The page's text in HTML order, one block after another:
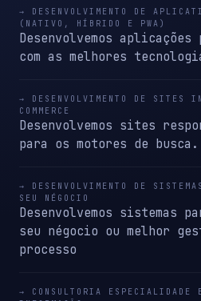
→ DESENVOLVIMENTO DE
(NATIVO, HÍBRIDO E PWA)
Desenvolvemos
com as melhores
→ DESENVOLVIMENTO DE SITES
COMMERCE
Desenvolvemos sites
para os motores de busca.
→ DESENVOLVIMENTO DE
SEU NÉGOCIO
Desenvolvemos sistemas
seu négocio ou melhor
processo
→ CONSULTORIA ESPECIALIDADE